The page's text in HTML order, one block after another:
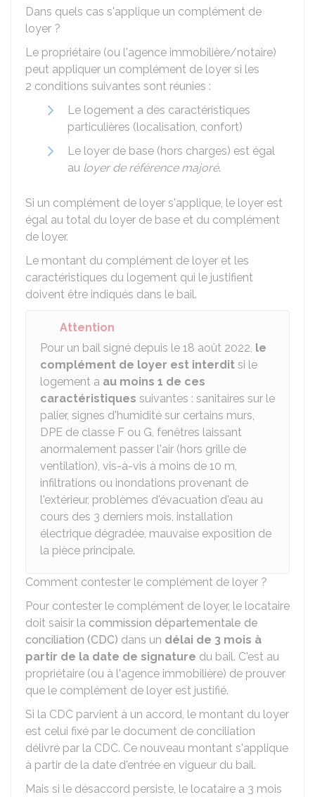
Dans quels cas s'applique un complément de
loyer ?
Le propriétaire (ou l'agence immobilière/notaire)
peut appliquer un complément de loyer si les
2 conditions suivantes sont réunies :
Le logement a des caractéristiques
particulières (localisation, confort)
Le loyer de base (hors charges) est égal
au loyer de référence majoré.
Si un complément de loyer s'applique, le loyer est
égal au total du loyer de base et du complément
de loyer.
Le montant du complément de loyer et les
caractéristiques du logement qui le justifient
doivent être indiqués dans le bail.
Attention
Pour un bail signé depuis le 18 août 2022, le
complément de loyer est interdit si le
logement a au moins 1 de ces
caractéristiques suivantes : sanitaires sur le
palier, signes d'humidité sur certains murs,
DPE de classe F ou G, fenêtres laissant
anormalement passer l'air (hors grille de
ventilation), vis-à-vis à moins de 10 m,
infiltrations ou inondations provenant de
l'extérieur, problèmes d'évacuation d'eau au
cours des 3 derniers mois, installation
électrique dégradée, mauvaise exposition de
la pièce principale.
Comment contester le complément de loyer ?
Pour contester le complément de loyer, le locataire
doit saisir la commission départementale de
conciliation (CDC) dans un délai de 3 mois à
partir de la date de signature du bail. C'est au
propriétaire (ou à l'agence immobilière) de prouver
que le complément de loyer est justifié.
Si la CDC parvient à un accord, le montant du loyer
est celui fixé par le document de conciliation
délivré par la CDC. Ce nouveau montant s'applique
à partir de la date d'entrée en vigueur du bail.
Mais si le désaccord persiste, le locataire a 3 mois